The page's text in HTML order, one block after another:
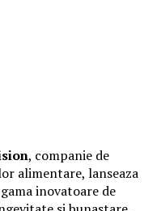
, companie de
alimentare, lanseaza
inovatoare de